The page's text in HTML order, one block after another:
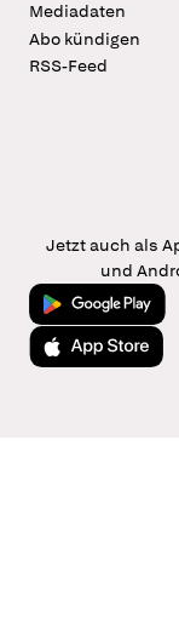
Mediadaten
Abo kündigen
RSS-Feed
Jetzt auch als
und
Jetzt bei Google
Laden im App